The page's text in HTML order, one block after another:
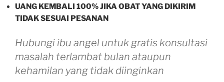
UANG KEMBALI 100% JIKA OBAT YANG DIKIRIM
TIDAK SESUAI PESANAN
Hubungi ibu angel untuk gratis konsultasi
masalah terlambat bulan ataupun
kehamilan yang tidak diinginkan